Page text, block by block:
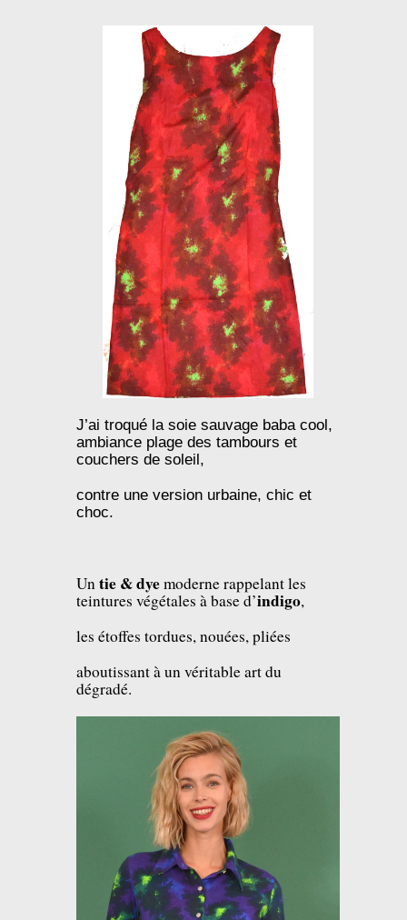
J’ai troqué la soie sauvage baba cool,
ambiance plage des tambours et
couchers de soleil,
contre une version urbaine, chic et
choc.
Untie & dyemoderne rappelant les
teintures végétales à base d’indigo,
les étoffes tordues, nouées, pliées
aboutissant à un véritable art du
dégradé.